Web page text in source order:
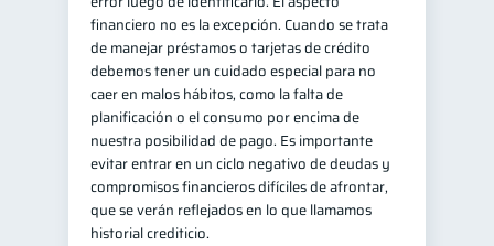
financiero no es la excepción. Cuando se trata
de manejar préstamos o tarjetas de crédito
debemos tener un cuidado especial para no
caer en malos hábitos, como la falta de
planificación o el consumo por encima de
nuestra posibilidad de pago. Es importante
evitar entrar en un ciclo negativo de deudas y
compromisos financieros difíciles de afrontar,
que se verán reflejados en lo que llamamos
historial crediticio.